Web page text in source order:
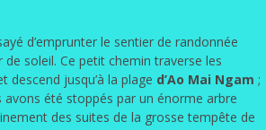
d’emprunter le sentier de randonnée
soleil. Ce petit chemin traverse les
descend jusqu’à la plage d’Ao Mai Ngam ;
été stoppés par un énorme arbre
des suites de la grosse tempête de